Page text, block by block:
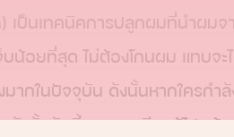
เป็นเทคนิคการปลูกผมที่นำผ
น้อยที่สุด ไม่ต้องโกนผม แทบจะ
ากในปัจจุบัน ดังนั้นหากใครกำ
ดังนั้นวันนี้เราจะมาเรียนรู้ไปพร้